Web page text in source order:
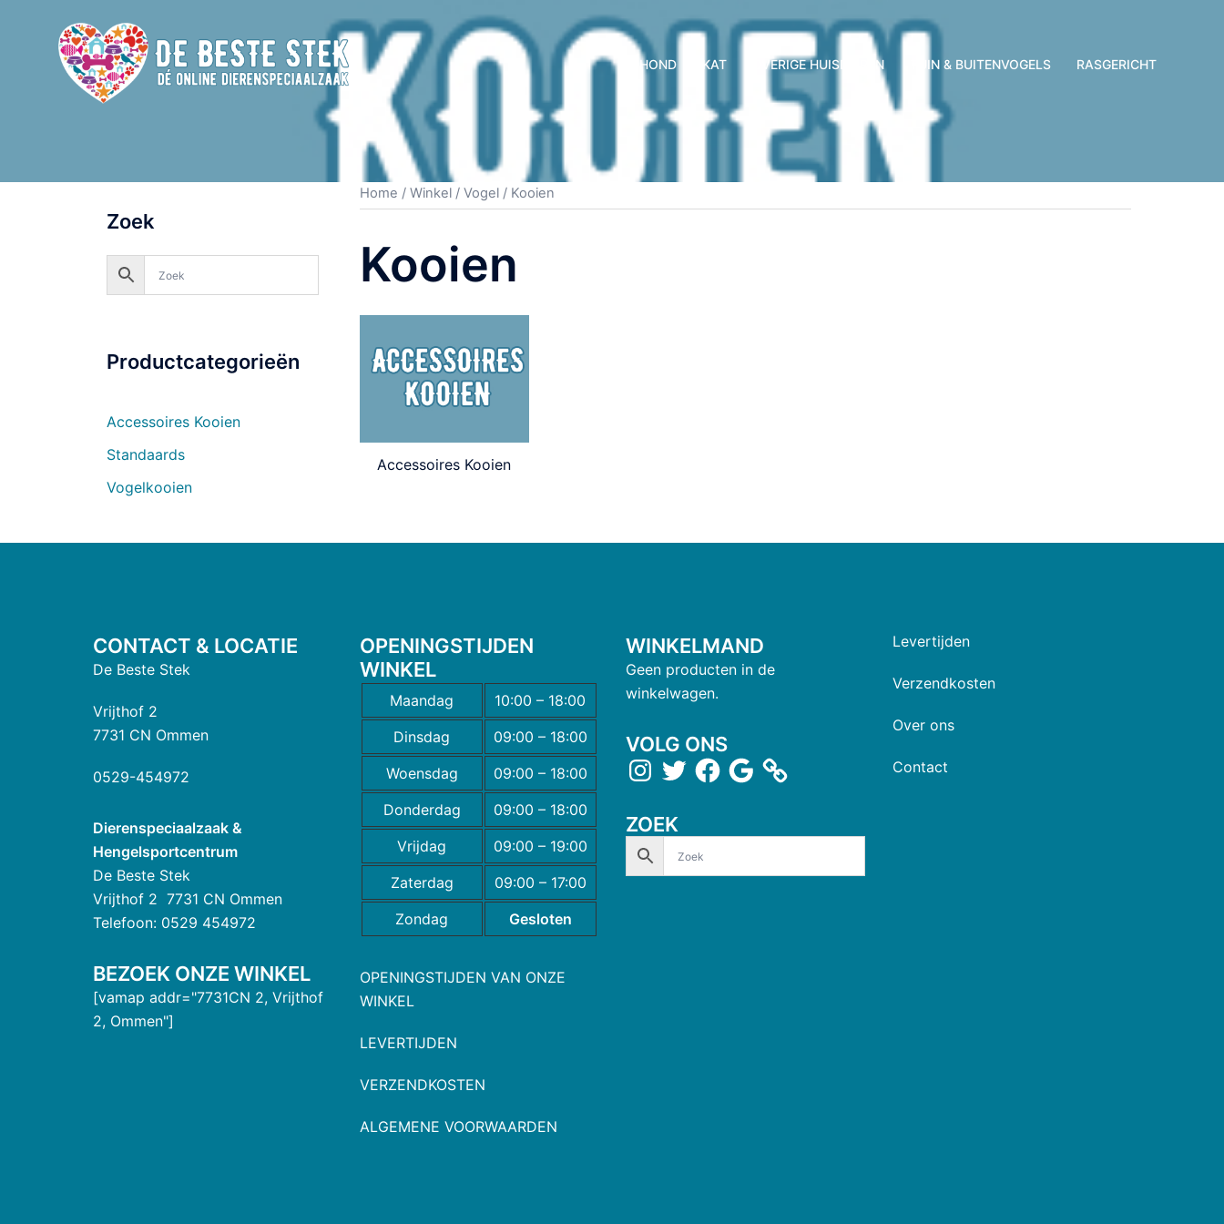
HOND KAT OVERIGE HUISDIEREN TUIN & BUITENVOGELS RASGERICHT
Home / Winkel/ Vogel/ Kooien
Kooien
Accessoires Kooien
Zoek
Productcategorieën
Accessoires Kooien
Standaards
Vogelkooien
CONTACT & LOCATIE
De Beste Stek
Vrijthof 2
7731 CN Ommen
0529-454972
Dierenspeciaalzaak &
Hengelsportcentrum
De Beste Stek
Vrijthof 2 7731 CN Ommen
Telefoon: 0529 454972
BEZOEK ONZE WINKEL
[vamap addr="7731CN 2, Vrijthof
2, Ommen"]
OPENINGSTIJDEN
WINKEL
Maandag
10:00 – 18:00
Dinsdag
09:00 – 18:00
Woensdag
09:00 – 18:00
Donderdag
09:00 – 18:00
Vrijdag
09:00 – 19:00
Zaterdag
09:00 – 17:00
Zondag
Gesloten
OPENINGSTIJDEN VAN ONZE
WINKEL
LEVERTIJDEN
VERZENDKOSTEN
ALGEMENE VOORWAARDEN
WINKELMAND
Geen producten in de
winkelwagen.
VOLG ONS
ZOEK
Levertijden
Verzendkosten
Over ons
Contact